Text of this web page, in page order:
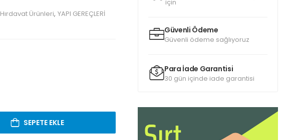
için
Güvenli Ödeme
Güvenli ödeme sağlıyoruz
Para İade Garantisi
30 gün içinde iade garantisi
Hırdavat Ürünleri, YAPI GEREÇLERİ
SEPETE EKLE